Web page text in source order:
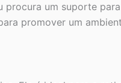
procura um suporte
promover um